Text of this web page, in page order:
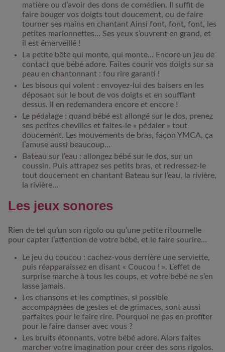
matière ou d’avoir des dons de comédien. Il suffit de
faire bouger vos doigts tout doucement, ou de faire
tourner ses mains en chantant Ainsi font, font, font, les
petites marionnettes… Ses yeux s’ouvrent en grand, et
il est émerveillé !
La petite bête qui monte, qui monte… Encore un jeu de
contact que bébé adore. Faites courir vos doigts sur sa
peau en chantonnant : fou rire garanti !
Les bisous qui volent : envoyez-lui des baisers en les
déposant sur le bout de vos doigts et en soufflant
dessus. Il en redemandera encore et encore !
Le pédalage : quand bébé est allongé sur le dos, prenez
ses petites chevilles et faites-le « pédaler » tout
doucement. Les mouvements de bras, façon YMCA, ça
l’amuse aussi beaucoup…
Bateau sur l’eau : allongez bébé sur le dos, sur un
coussin. Puis attrapez ses petits bras, et redressez-le
tout doucement en chantant Bateau sur l’eau, la rivière,
la rivière…
Les jeux sonores
Rien de tel qu’un son rigolo ou qu’une petite ritournelle
pour capter l’attention de votre bébé, et le faire sourire…
Le jeu du coucou : cachez-vous derrière une serviette,
puis réapparaissez en disant « Coucou ! ». L’effet de
surprise marche à tous les coups, et votre bébé ne s’en
lasse jamais.
Les chansons et les comptines, si possible
accompagnées de gestes et de grimaces, sont aussi
parfaites pour le faire rire. Pourquoi ne pas en profiter
pour le faire danser avec vous ?
Les bruits étonnants, votre bébé adore. Alors faites
marcher votre imagination pour créer des sons rigolos.